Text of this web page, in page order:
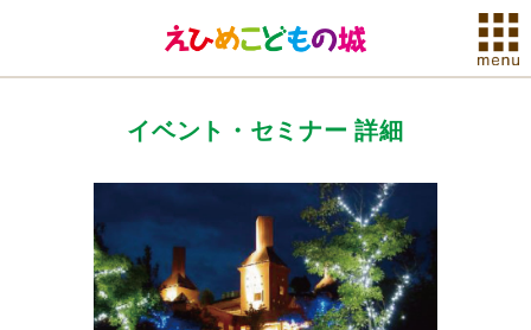
イベント・セミナー 詳細